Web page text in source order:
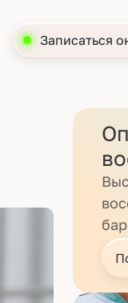
Записаться